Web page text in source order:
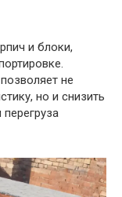
и блоки,
не
но и снизить